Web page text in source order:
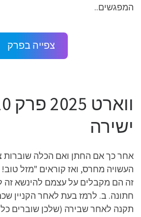
המפגשים..
צפייה בפרק
ישירה
אחר כך אם החתן ואם הכלה שוברות
העשויה מחרס, ואז קוראים "מזל טוב!
זה הם מקבלים על עצמם להינשא זה
חתונה. ב. לרמז בעת לאחר הקניין
תקנה לאחר שבירה (שלכן שוברים